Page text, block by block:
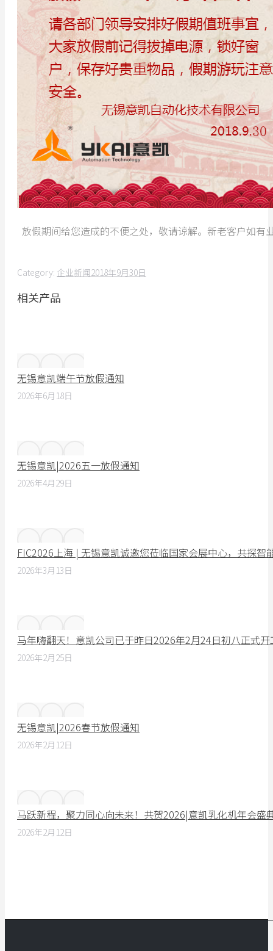
放假期间给您造成的不便之处，敬请谅解。新老客户如
Category: 企业新闻2018年9月30日
相关产品
无锡意凯端午节放假通知
2026年6月18日
无锡意凯|2026五一放假通知
2026年4月29日
FIC2026上海 | 无锡意凯诚邀您莅临国家会展中心，共探智
2026年3月13日
马年嗨翻天！意凯公司已于昨日2026年2月24日初八正式
2026年2月25日
无锡意凯|2026春节放假通知
2026年2月12日
马跃新程，聚力同心向未来！共贺2026|意凯乳化机年会盛
2026年2月12日